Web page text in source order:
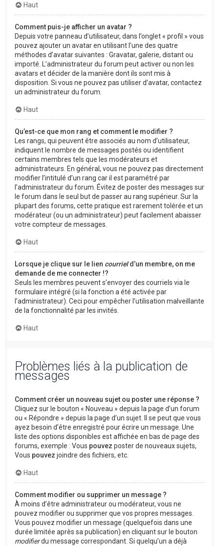
Haut
Comment puis-je afficher un avatar ?
Depuis votre panneau d’utilisateur, dans l’onglet « profil » vous
pouvez ajouter un avatar en utilisant l’une des quatre
méthodes d’avatar suivantes : Gravatar, galerie, distant ou
importé. L’administrateur du forum peut activer ou non les
avatars et décider de la manière dont ils sont mis à
disposition. Si vous ne pouvez pas utiliser d’avatar, contactez
un administrateur du forum.
Haut
Qu’est-ce que mon rang et comment le modifier ?
Les rangs, qui peuvent être associés au nom d’utilisateur,
indiquent le nombre de messages postés ou identifient
certains membres tels que les modérateurs et
administrateurs. En général, vous ne pouvez pas directement
modifier l’intitulé d’un rang car il est paramétré par
l’administrateur du forum. Évitez de poster des messages sur
le forum dans le seul but de passer au rang supérieur. Sur la
plupart des forums, cette pratique est rarement tolérée et un
modérateur (ou un administrateur) peut facilement abaisser
votre compteur de messages.
Haut
Lorsque je clique sur le lien courrield’un membre, on me
demande de me connecter !?
Seuls les membres peuvent s’envoyer des courriels via le
formulaire intégré (si la fonction a été activée par
l’administrateur). Ceci pour empêcher l’utilisation malveillante
de la fonctionnalité par les invités.
Haut
Problèmes liés à la publication de
messages
Comment créer un nouveau sujet ou poster une réponse ?
Cliquez sur le bouton « Nouveau » depuis la page d’un forum
ou « Répondre » depuis la page d’un sujet. Il se peut que vous
ayez besoin d’être enregistré pour écrire un message. Une
liste des options disponibles est affichée en bas de page des
forums, exemple : Vous pouvez poster de nouveaux sujets,
Vous pouvez joindre des fichiers, etc.
Haut
Comment modifier ou supprimer un message ?
À moins d’être administrateur ou modérateur, vous ne
pouvez modifier ou supprimer que vos propres messages.
Vous pouvez modifier un message (quelquefois dans une
durée limitée après sa publication) en cliquant sur le bouton
modifierdu message correspondant. Si quelqu’un a déjà